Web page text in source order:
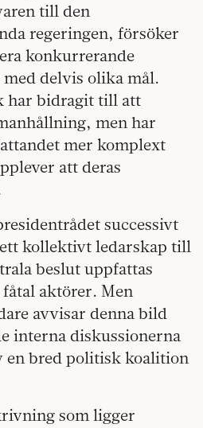
till den
regeringen, försöker
konkurrerande
delvis olika mål.
har bidragit till att
men har
mer komplext
att deras
successivt
kollektivt ledarskap till
beslut uppfattas
aktörer. Men
avvisar denna bild
interna diskussionerna
en bred politisk koalition
som ligger